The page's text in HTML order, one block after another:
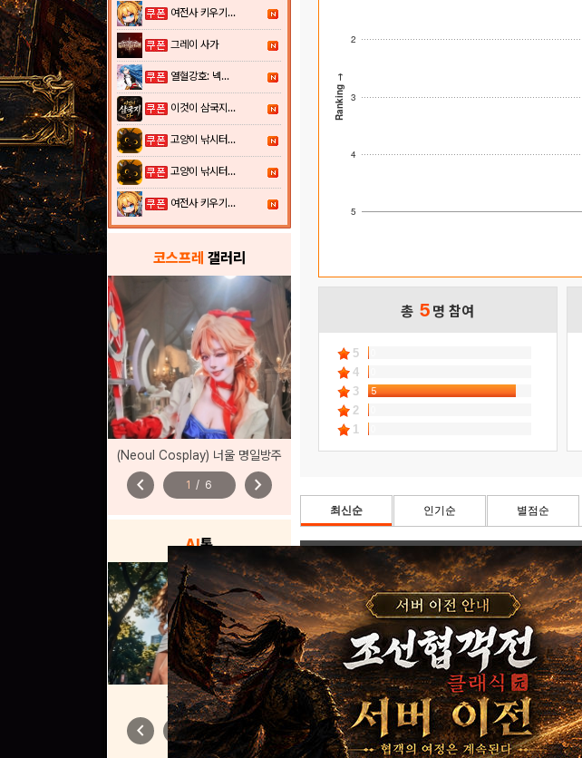
여전사 키우기...
그레이 사가
열혈강호: 넥...
이것이 삼국지...
고양이 낚시터...
고양이 낚시터...
여전사 키우기...
코스프레 갤러리
(Neoul Cosplay) 너울 명일방주
chevron_left 1 / 6 chevron_right
AI톡
함 달릴까예?
chevron_left chevron_right
2
3
4
5
Ranking →
총 5 명 참여
5
4
3 5
2
1
최신순 인기순 별점순